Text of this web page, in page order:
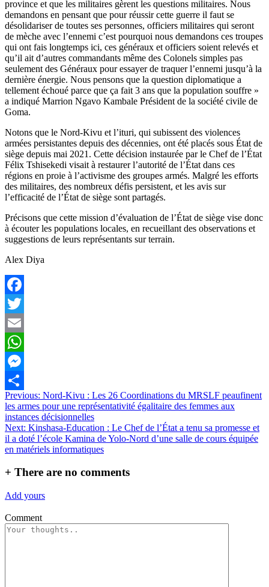
province et que les militaires gèrent les questions militaires. Nous
demandons en pensant que pour réussir cette guerre il faut se
désolidariser de toutes ses personnes, officiers militaires qui seront
de mèche avec l’ennemi c’est pourquoi nous demandons ces troupes
qui ont fais longtemps ici, ces généraux et officiers soient relevés et
qu’il ait d’autres commandants même des Colonels simples pas
seulement des Généraux pour essayer de traquer l’ennemi jusqu’à la
dernière énergie. Nous pensons que la question diplomatique a
tellement échoué parce que ça fait 3 ans que la population souffre »
a indiqué Marrion Ngavo Kambale Président de la société civile de
Goma.
Notons que le Nord-Kivu et l’ituri, qui subissent des violences
armées persistantes depuis des décennies, ont été placés sous État de
siège depuis mai 2021. Cette décision instaurée par le Chef de l’État
Félix Tshisekedi visait à restaurer l’autorité de l’État dans ces
régions en proie à l’activisme des groupes armés. Malgré les efforts
des militaires, des nombreux défis persistent, et les avis sur
l’efficacité de l’État de siège sont partagés.
Précisons que cette mission d’évaluation de l’État de siège vise donc
à écouter les populations locales, en recueillant des observations et
suggestions de leurs représentants sur terrain.
Alex Diya
Facebook
Twitter
Email
WhatsApp
Messenger
Partager
Navigation
de
l’article
Previous: Nord-Kivu : Les 26 Coordinations du MRSLF peaufinent
les armes pour une représentativité égalitaire des femmes aux
instances décisionnelles
Next: Kinshasa-Education : Le Chef de l’État a tenu sa promesse et
il a doté l’école Kamina de Yolo-Nord d’une salle de cours équipée
en matériels informatiques
+ There are no comments
Add yours
Comment